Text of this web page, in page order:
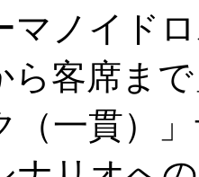
マノイド
ら客席ま
（一貫）